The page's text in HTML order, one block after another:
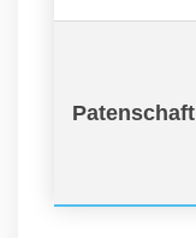
Patenschaft